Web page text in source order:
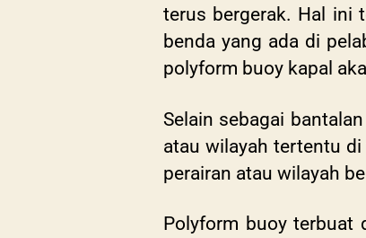
terus bergerak. Hal ini
benda yang ada di
polyform buoy kapal
Selain sebagai
atau wilayah tertentu
perairan atau wilayah
Polyform buoy terbuat